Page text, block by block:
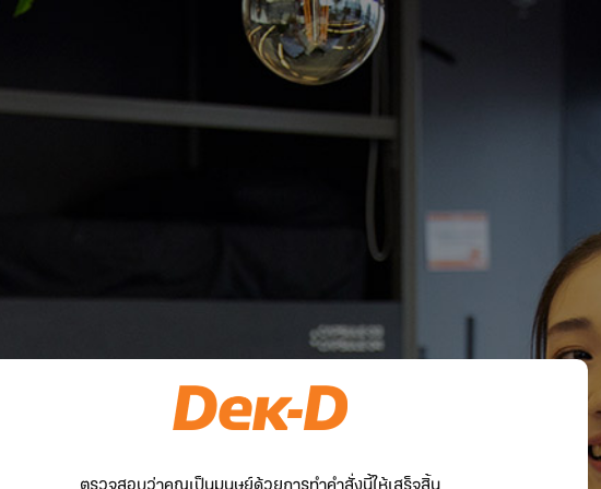
ตรวจสอบว่าคุณเป็นมนุษย์ด้วยการทำคำสั่งนี้ให้เสร็จสิ้น